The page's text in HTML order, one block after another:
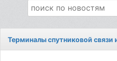
Терминалы спутниковой связи